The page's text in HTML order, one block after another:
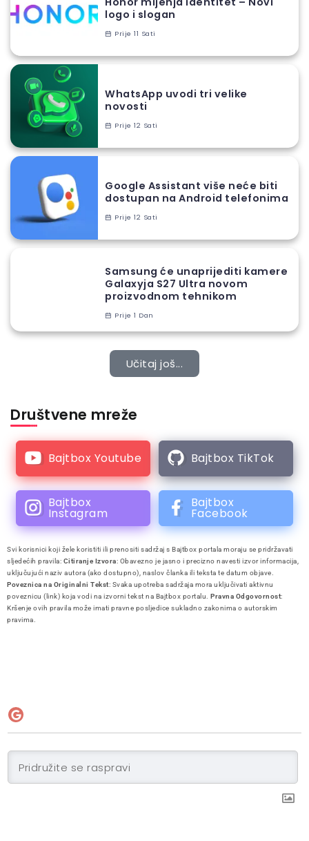
logo i slogan
Prije 11 Sati
WhatsApp uvodi tri velike
novosti
Prije 12 Sati
Google Assistant više neće biti
dostupan na Android telefonima
Prije 12 Sati
Samsung će unaprijediti kamere
Galaxyja S27 Ultra novom
proizvodnom tehnikom
Prije 1 Dan
Učitaj još...
Društvene mreže
Bajtbox Youtube Bajtbox TikTok
Bajtbox
Instagram
Bajtbox
Facebook
Svi korisnici koji žele koristiti ili prenositi sadržaj s Bajtbox portala moraju se pridržavati
sljedećih pravila: Citiranje Izvora: Obavezno je jasno i precizno navesti izvor informacija,
uključujući naziv autora (ako dostupno), naslov članka ili teksta te datum objave.
Poveznica na Originalni Tekst: Svaka upotreba sadržaja mora uključivati aktivnu
poveznicu (link) koja vodi na izvorni tekst na Bajtbox portalu. Pravna Odgovornost:
Kršenje ovih pravila može imati pravne posljedice sukladno zakonima o autorskim
pravima.